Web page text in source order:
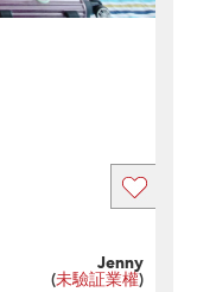
Jenny
(未驗証業權)